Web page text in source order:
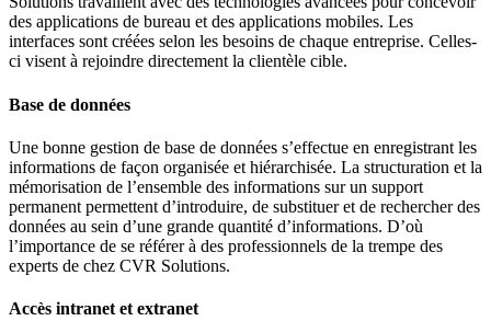
des applications de bureau et des applications mobiles. Les
interfaces sont créées selon les besoins de chaque entreprise. Celles-
ci visent à rejoindre directement la clientèle cible.
Base de données
Une bonne gestion de base de données s’effectue en enregistrant les
informations de façon organisée et hiérarchisée. La structuration et la
mémorisation de l’ensemble des informations sur un support
permanent permettent d’introduire, de substituer et de rechercher des
données au sein d’une grande quantité d’informations. D’où
l’importance de se référer à des professionnels de la trempe des
experts de chez CVR Solutions.
Accès intranet et extranet